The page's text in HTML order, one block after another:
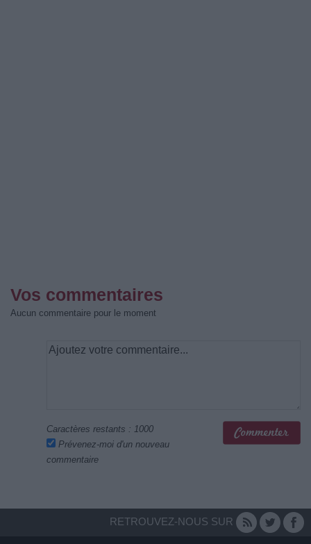
Vos commentaires
Aucun commentaire pour le moment
Caractères restants : 1000
Prévenez-moi d'un nouveau
commentaire
RETROUVEZ-NOUS SUR